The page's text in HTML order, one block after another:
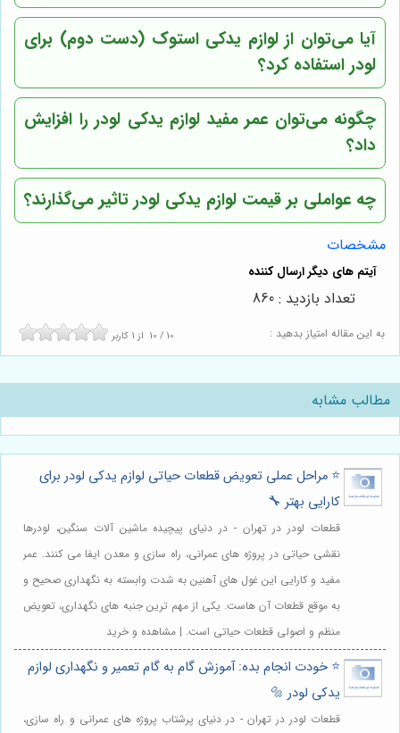
آیا می‌توان از لوازم یدکی استوک (دست دوم) برای
لودر استفاده کرد؟
چگونه می‌توان عمر مفید لوازم یدکی لودر را افزایش
داد؟
چه عواملی بر قیمت لوازم یدکی لودر تاثیر می‌گذارند؟
مشخصات
به این مقاله امتیاز بدهید : 10 / 10 از 1 کاربر
تعداد بازدید : 860
مطالب مشابه
⭐️ مراحل عملی تعویض قطعات حیاتی لوازم یدکی لودر برای
کارایی بهتر 🔧
قطعات لودر در تهران - در دنیای پیچیده ماشین آلات سنگین، لودرها
نقشی حیاتی در پروژه های عمرانی، راه سازی و معدن ایفا می کنند. عمر
مفید و کارایی این غول های آهنین به شدت وابسته به نگهداری صحیح و
به موقع قطعات آن هاست. یکی از مهم ترین جنبه های نگهداری، تعویض
منظم و اصولی قطعات حیاتی است. | مشاهده و خرید
⭐️ خودت انجام بده: آموزش گام به گام تعمیر و نگهداری لوازم
یدکی لودر 🔩
قطعات لودر در تهران - در دنیای پرشتاب پروژه های عمرانی و راه سازی،